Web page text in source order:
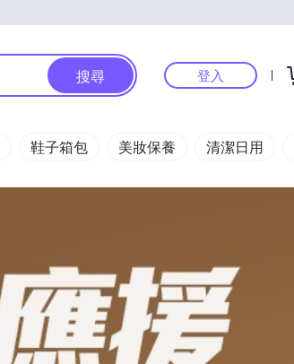
搜尋 登入
鞋子箱包 美妝保養 清潔日用